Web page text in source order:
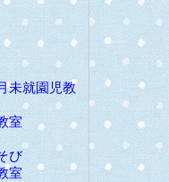
未就園児教
室
び
室